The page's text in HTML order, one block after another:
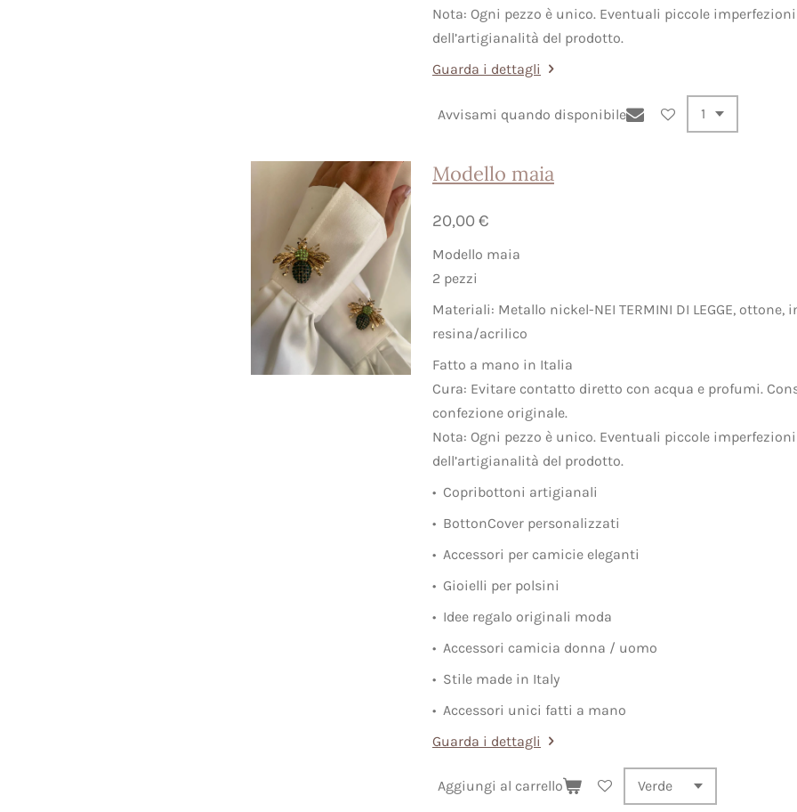
Nota: Ogni pezzo è unico. Eventuali piccole
dell’artigianalità del prodotto.
Guarda i dettagli
Avvisami quando disponibile
Modello maia
20,00 €
Modello maia
2 pezzi
Materiali: Metallo nickel-NEI TERMINI DI LEGGE, ottone,
resina/acrilico
Fatto a mano in Italia
Cura: Evitare contatto diretto con acqua e profumi.
confezione originale.
Nota: Ogni pezzo è unico. Eventuali piccole
dell’artigianalità del prodotto.
•⁠ ⁠Copribottoni artigianali
•⁠ ⁠BottonCover personalizzati
•⁠ ⁠Accessori per camicie eleganti
•⁠ ⁠Gioielli per polsini
•⁠ ⁠Idee regalo originali moda
•⁠ ⁠Accessori camicia donna / uomo
•⁠ ⁠Stile made in Italy
•⁠ ⁠Accessori unici fatti a mano
Guarda i dettagli
Aggiungi al carrello